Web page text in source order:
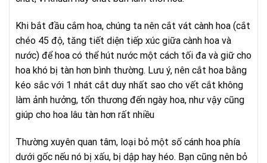
Khi bắt đầu cắm hoa, chúng ta nên cắt vát cành hoa (cắt
chéo 45 độ, tăng tiết diện tiếp xúc giữa cành hoa và
nước) để hoa có thể hút nước một cách tối đa và giữ cho
hoa khó bị tàn hơn bình thường. Lưu ý, nên cắt hoa bằng
kéo sắc với 1 nhát cắt duy nhất sao cho vết cắt không
làm ảnh hưởng, tổn thương đến ngày hoa, như vậy cũng
giúp cho hoa lâu tàn hơn rất nhiều
Thường xuyên quan tâm, loại bỏ một số cánh hoa phía
dưới gốc nếu nó bị xấu, bị dập hay héo. Bạn cũng nên bỏ